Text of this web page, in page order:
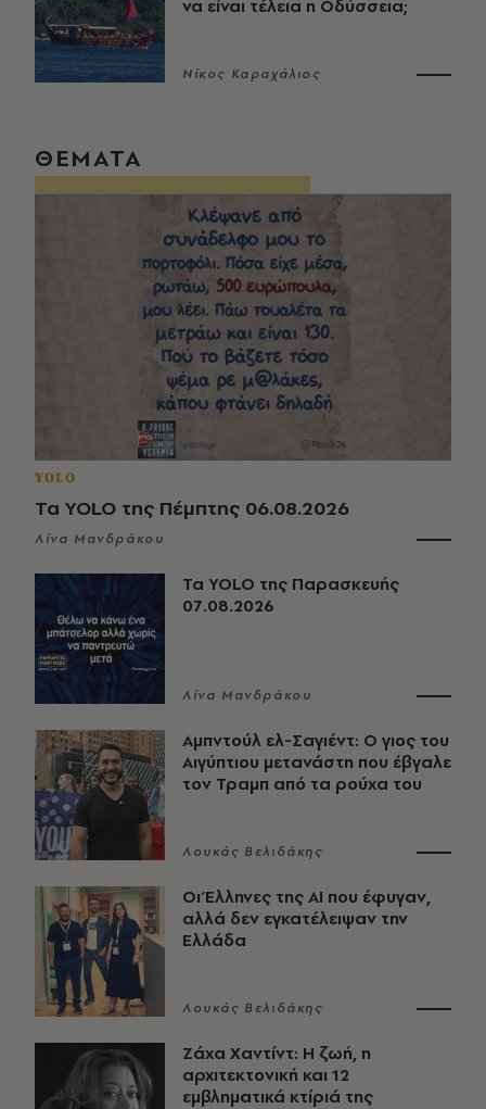
να είναι τέλεια η Οδύσσεια;
Νίκος Καραχάλιος
ΘΕΜΑΤΑ
YOLO
Τα YOLO της Πέμπτης 06.08.2026
Λίνα Μανδράκου
Τα YOLO της Παρασκευής
07.08.2026
Λίνα Μανδράκου
Αμπντούλ ελ-Σαγιέντ: Ο γιος του
Αιγύπτιου μετανάστη που έβγαλε
τον Τραμπ από τα ρούχα του
Λουκάς Βελιδάκης
Οι Έλληνες της ΑΙ που έφυγαν,
αλλά δεν εγκατέλειψαν την
Ελλάδα
Λουκάς Βελιδάκης
Ζάχα Χαντίντ: Η ζωή, η
αρχιτεκτονική και 12
εμβληματικά κτίριά της